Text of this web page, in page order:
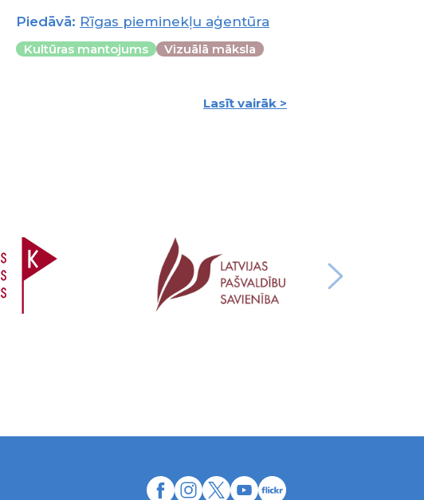
Piedāvā: Rīgas pieminekļu aģentūra
Kultūras mantojums Vizuālā māksla
Lasīt vairāk >